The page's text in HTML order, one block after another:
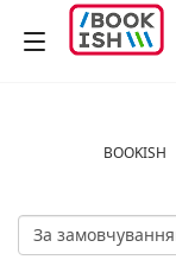
BOOKISH